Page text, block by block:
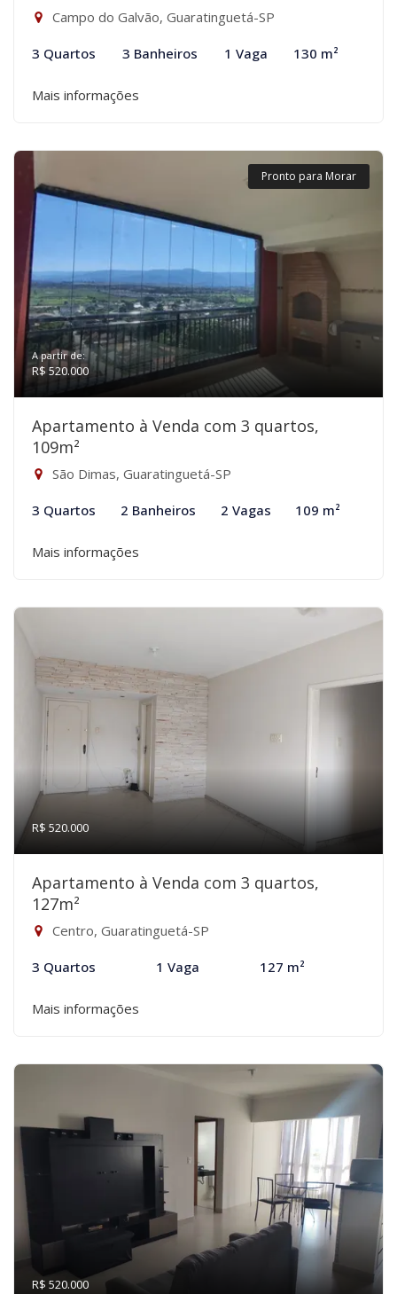
Campo do Galvão, Guaratinguetá-SP
3 Quartos 3 Banheiros 1 Vaga 130 m²
Mais informações
Pronto para Morar
A partir de:
R$ 520.000
Apartamento à Venda com 3 quartos,
109m²
São Dimas, Guaratinguetá-SP
3 Quartos 2 Banheiros 2 Vagas 109 m²
Mais informações
R$ 520.000
Apartamento à Venda com 3 quartos,
127m²
Centro, Guaratinguetá-SP
3 Quartos 1 Vaga 127 m²
Mais informações
R$ 520.000